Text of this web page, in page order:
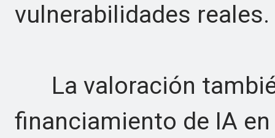
vulnerabilidades reales.
La valoración
financiamiento de IA